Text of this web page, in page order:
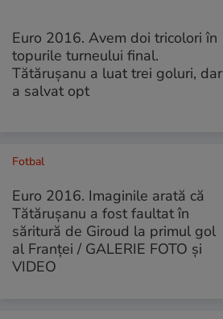
Euro 2016. Avem doi tricolori în
topurile turneului final.
Tătărușanu a luat trei goluri, dar
a salvat opt
Fotbal
Euro 2016. Imaginile arată că
Tătărușanu a fost faultat în
săritură de Giroud la primul gol
al Franței / GALERIE FOTO și
VIDEO